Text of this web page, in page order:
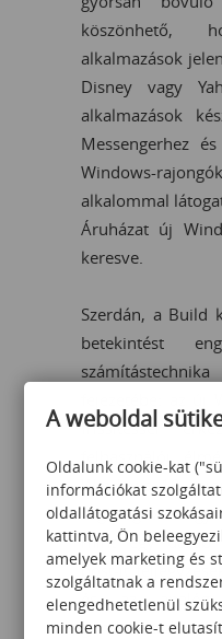
köszönhető,
alkalmazások
Disney vagy
alkalmazások
Messengerhez
Windows-
alkalommal
Áruházat új
keresve.
Szerdán, a Build
betekintést
frissítéssel
felhasználói
Windows 10
segítségével
mint egy darab
post-it
és az analóg
gondolatainkat
A weboldal
Oldalunk cookie-kat
információkat
oldallátogatási
kattintva, Ön
amelyek marketing és
szolgáltatnak a
elengedhetetlenül
minden cookie-t